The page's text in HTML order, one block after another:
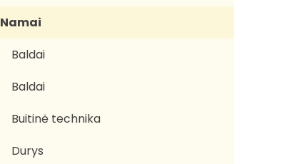
Namai
Baldai
Baldai
Buitinė technika
Durys